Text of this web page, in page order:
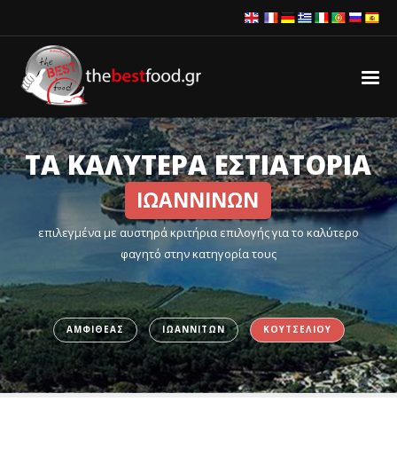
ΤΑ ΚΑΛΥΤΕΡΑ ΕΣΤΙΑΤΟΡΙΑ
ΙΩΑΝΝΙΝΩΝ
επιλεγμένα με αυστηρά κριτήρια επιλογής για το καλύτερο
φαγητό στην κατηγορία τους
ΑΜΦΙΘΕΑΣ ΙΩΑΝΝΙΤΩΝ ΚΟΥΤΣΕΛΙΟΥ